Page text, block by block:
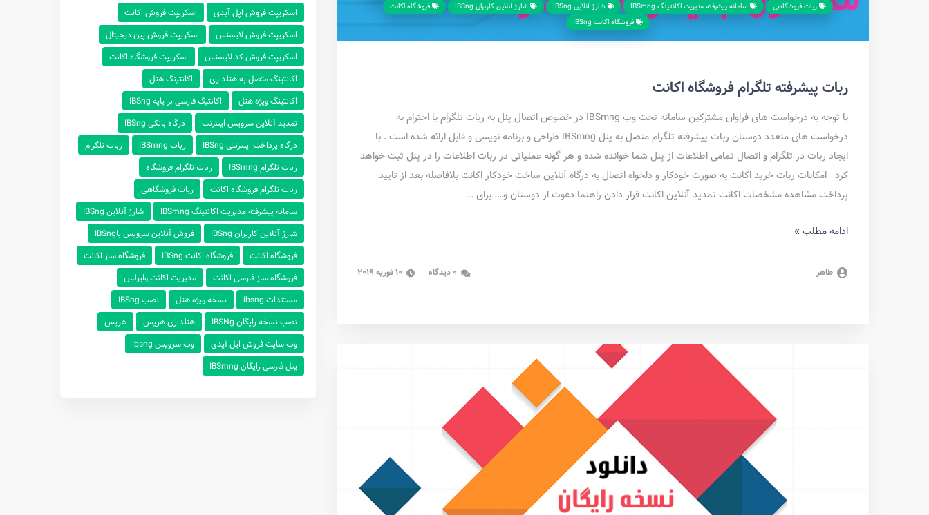
ربات فروشگاهی
سامانه پیشرفته مدیریت اکانتینگ IBSmng شارژ آنلاین IBSng شارژ‌ آنلاین ‌کاربران IBSng
فروشگاه اکانت
فروشگاه اکانت IBSng
ربات پیشرفته تلگرام فروشگاه اکانت
با توجه به درخواست های فراوان مشترکین سامانه تحت وب IBSmng در خصوص اتصال پنل به ربات تلگرام با احترام به
درخواست های متعدد دوستان ربات پیشرفته تلگرام متصل به پنل IBSmng طراحی و برنامه نویسی و قابل ارائه شده است . با
ایجاد ربات در تلگرام و اتصال تمامی اطلاعات از پنل شما خوانده شده و هر گونه عملیاتی در ربات اطلاعات را در پنل ثبت خواهد
کرد امکانات ربات خرید اکانت به صورت خودکار و دلخواه اتصال به درگاه آنلاین ساخت خودکار اکانت بلافاصله بعد از تایید
پرداخت مشاهده مشخصات اکانت تمدید آنلاین اکانت قرار دادن راهنما دعوت از دوستان و…. برای …
ادامه مطلب »
طاهر
اسکریپت فروش اپل آیدی
اسکریپت فروش اکانت
اسکریپت فروش لایسنس
اسکریپت فروش پین دیجیتال
اسکریپت فروش کد لایسنس
اسکریپت فروشگاه اکانت
اکانتینگ متصل به هتلداری
اکانتینگ هتل
اکانتینگ ویژه هتل
اکانتیگ فارسی بر پایه IBSng
تمدید آنلاین سرویس اینترنت
درگاه بانکی IBSng
درگاه پرداخت اینترنتی IBSng
ربات IBSmng
ربات تلگرام
ربات تلگرام IBSmng
ربات تلگرام فروشگاه
ربات تلگرام فروشگاه اکانت
ربات فروشگاهی
سامانه پیشرفته مدیریت اکانتینگ IBSmng
شارژ آنلاین IBSng
شارژ‌ آنلاین ‌کاربران IBSng
فروش آنلاین سرویس باIBSng
فروشگاه اکانت
فروشگاه اکانت IBSng
فروشگاه ساز اکانت
فروشگاه ساز فارسی اکانت
مدیریت اکانت وایرلس
مستندات ibsng
نسخه ویژه هتل
نصب IBSng
نصب نسخه رایگان IBSNg
هتلداری هریس
هریس
وب سایت فروش اپل آیدی
وب سرویس ibsng
پنل فارسی رایگان IBSmng